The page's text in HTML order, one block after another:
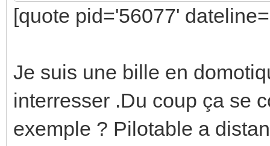
[quote pid='56077'
Je suis une bille en
interresser .Du coup ça se
exemple ? Pilotable a